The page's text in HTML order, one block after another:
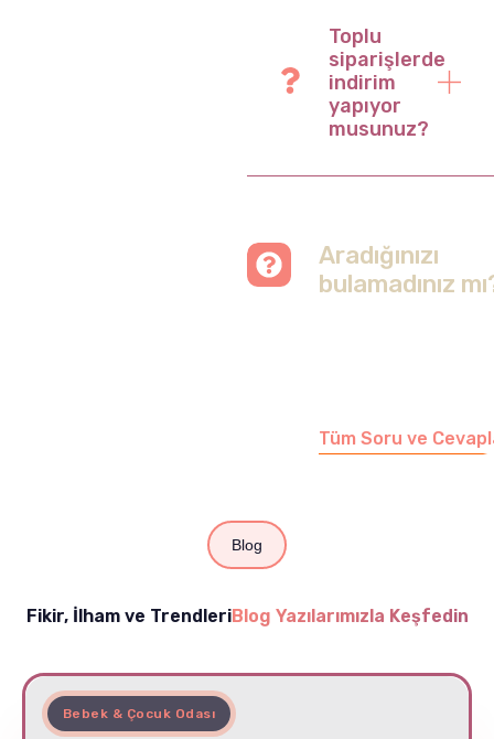
Toplu
siparişlerde
indirim
yapıyor
musunuz?
Aradığınızı
bulamadınız
Tüm Soru ve
Blog
Fikir, İlham ve TrendleriBlog Yazılarımızla Keşfedin
Bebek & Çocuk Odası